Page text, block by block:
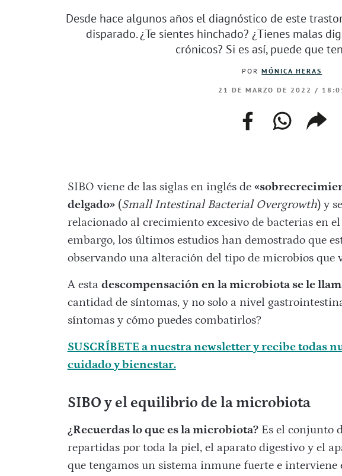
Desde hace algunos años el diagnóstico de este
disparado. ¿Te sientes hinchado? ¿Tienes malas
crónicos? Si es así, puede que
PORMÓNICA HERAS
21 DE MARZO DE 2022 /
facebookwhatsapp
web
copiar
enlace
SIBO viene de las siglas en inglés de
delgado»(Small Intestinal Bacterial Overgrowth) y
relacionado al crecimiento excesivo de bacterias en
embargo, los últimos estudios han demostrado que
observando una alteración del tipo de microbios que
A esta descompensación en la microbiota se le
cantidad de síntomas, y no solo a nivel
síntomas y cómo puedes combatirlos?
SUSCRÍBETE a nuestra newsletter y recibe todas
cuidado y bienestar.
SIBO y el equilibrio de la microbiota
¿Recuerdas lo que es la microbiota?Es el conjunto
repartidas por toda la piel, el aparato digestivo y el
que tengamos un sistema inmune fuerte e interviene